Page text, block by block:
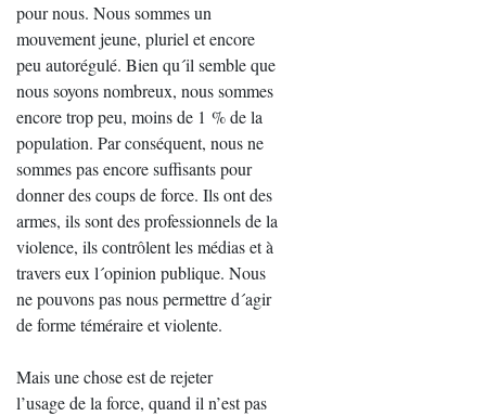
pour nous. Nous sommes un
mouvement jeune, pluriel et encore
peu autorégulé. Bien qu´il semble que
nous soyons nombreux, nous sommes
encore trop peu, moins de 1 % de la
population. Par conséquent, nous ne
sommes pas encore suffisants pour
donner des coups de force. Ils ont des
armes, ils sont des professionnels de la
violence, ils contrôlent les médias et à
travers eux l´opinion publique. Nous
ne pouvons pas nous permettre d´agir
de forme téméraire et violente.
Mais une chose est de rejeter
l’usage de la force, quand il n’est pas